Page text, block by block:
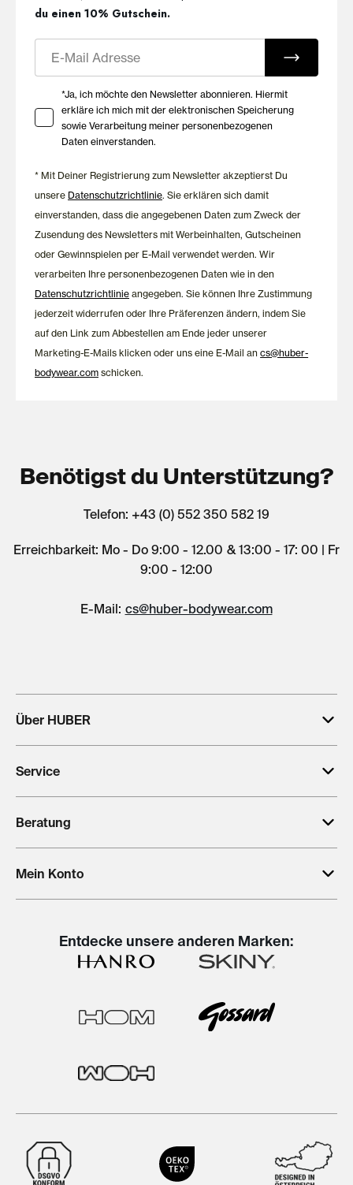
du einen 10% Gutschein.
Ihre Zustimmung zu Marketing E-Mails
*Ja, ich möchte den Newsletter abonnieren. Hiermit
erkläre ich mich mit der elektronischen Speicherung
sowie Verarbeitung meiner personenbezogenen
Daten einverstanden.
* Mit Deiner Registrierung zum Newsletter akzeptierst Du
unsere Datenschutzrichtlinie. Sie erklären sich damit
einverstanden, dass die angegebenen Daten zum Zweck der
Zusendung des Newsletters mit Werbeinhalten, Gutscheinen
oder Gewinnspielen per E-Mail verwendet werden. Wir
verarbeiten Ihre personenbezogenen Daten wie in den
Datenschutzrichtlinie angegeben. Sie können Ihre Zustimmung
jederzeit widerrufen oder Ihre Präferenzen ändern, indem Sie
auf den Link zum Abbestellen am Ende jeder unserer
Marketing-E-Mails klicken oder uns eine E-Mail ancs@huber-
bodywear.com schicken.
Benötigst du Unterstützung?
Telefon: +43 (0) 552 350 582 19
Erreichbarkeit: Mo - Do 9:00 - 12.00 & 13:00 - 17: 00 | Fr
9:00 - 12:00
E-Mail: cs@huber-bodywear.com
Über HUBER
Service
Beratung
Mein Konto
Entdecke unsere anderen Marken: